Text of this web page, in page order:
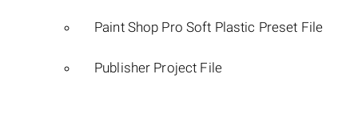
Paint Shop Pro Soft Plastic Preset File
Publisher Project File